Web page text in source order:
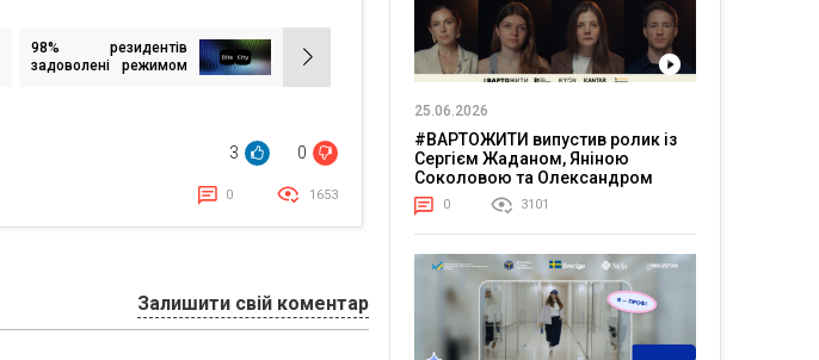
98% резидентів
задоволені режимом
3 0
0 1653
Залишити свій коментар
25.06.2026
#ВАРТОЖИТИ випустив ролик із
Сергієм Жаданом, Яніною
Соколовою та Олександром
Тереном про життя в постійній
напрузі
0 3101